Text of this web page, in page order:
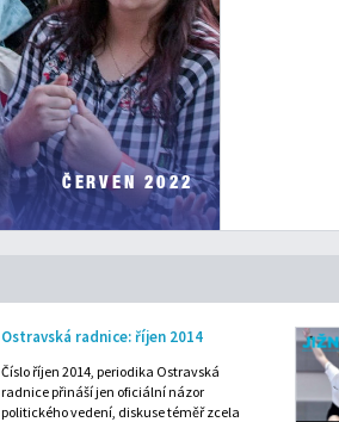
Ostravská radnice: říjen 2014
Číslo říjen 2014, periodika Ostravská
radnice přináší jen oficiální názor
politického vedení, diskuse téměř zcela